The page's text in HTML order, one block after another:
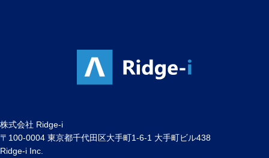
株式会社 Ridge-i
〒100-0004 東京都千代田区大手町1-6-1 大手町ビル438
Ridge-i Inc.